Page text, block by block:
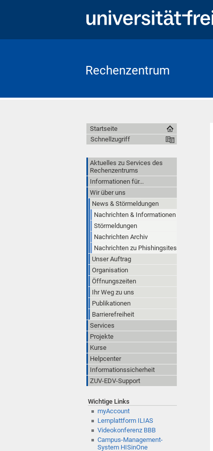
Rechenzentrum
Startseite
Schnellzugriff
Aktuelles zu Services des
Rechenzentrums
Informationen für...
Wir über uns
News & Störmeldungen
Nachrichten & Informationen
Störmeldungen
Nachrichten Archiv
Nachrichten zu Phishingsites
Unser Auftrag
Organisation
Öffnungszeiten
Ihr Weg zu uns
Publikationen
Barrierefreiheit
Services
Projekte
Kurse
Helpcenter
Informationssicherheit
ZUV-EDV-Support
Wichtige Links
myAccount
Lernplattform ILIAS
Videokonferenz BBB
Campus-Management-
System HISinOne